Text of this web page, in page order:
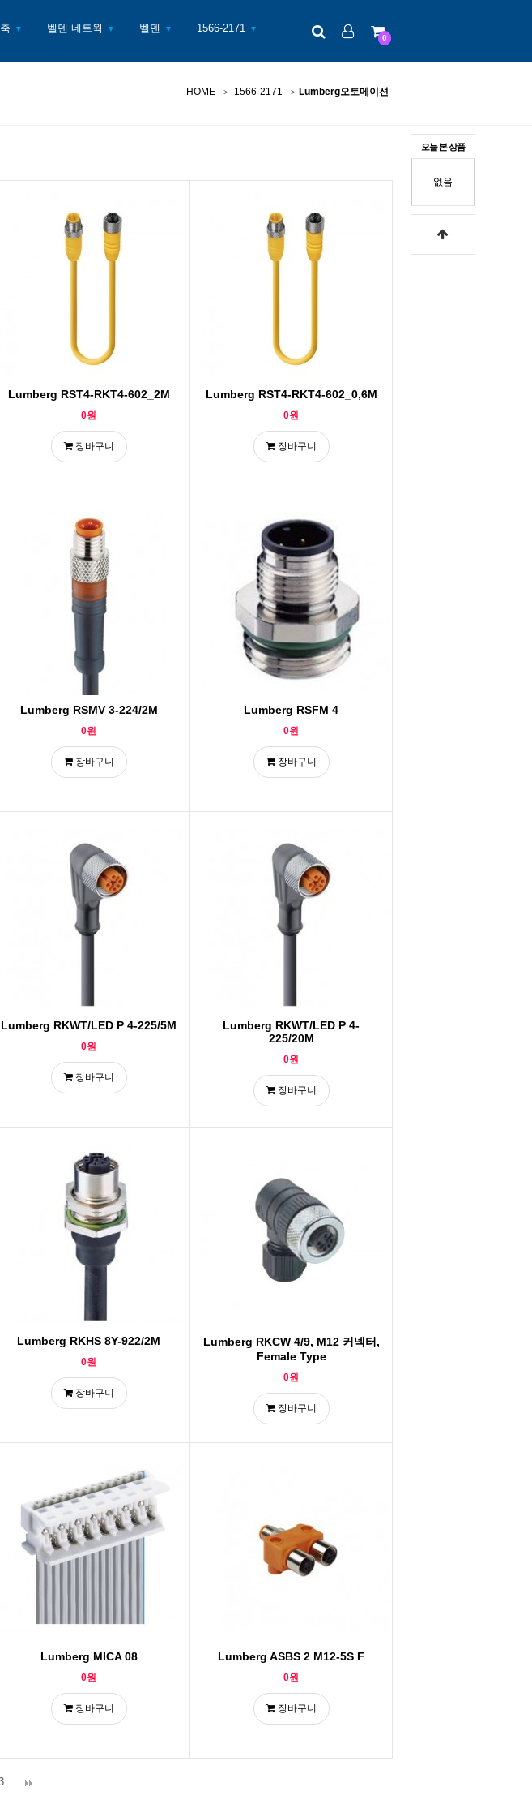
▼ 벨덴 네트웍 ▼ 벨덴 ▼ 1566-2171 ▼ 검색 로그인 장바구니
0
오늘 본 상품
없음
HOME 1566-2171 Lumberg오토메이션
Lumberg RST4-RKT4-602_2M
0원
장바구니
Lumberg RST4-RKT4-602_0,6M
0원
장바구니
Lumberg RSMV 3-224/2M
0원
장바구니
Lumberg RSFM 4
0원
장바구니
Lumberg RKWT/LED P 4-225/5M
0원
장바구니
Lumberg RKWT/LED P 4-
225/20M
0원
장바구니
Lumberg RKHS 8Y-922/2M
0원
장바구니
Lumberg RKCW 4/9, M12 커넥터,
Female Type
0원
장바구니
Lumberg MICA 08
0원
장바구니
Lumberg ASBS 2 M12-5S F
0원
장바구니